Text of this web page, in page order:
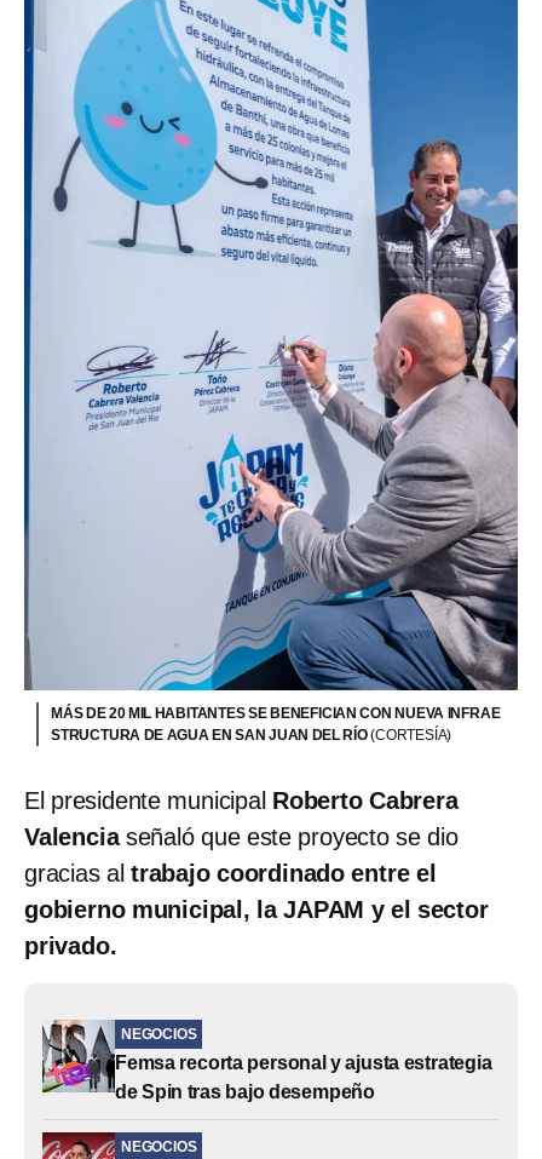
MÁS DE 20 MIL HABITANTES SE BENEFICIAN CON NUEVA INFRAE
STRUCTURA DE AGUA EN SAN JUAN DEL RÍO(CORTESÍA)
El presidente municipal Roberto Cabrera
Valenciaseñaló que este proyecto se dio
gracias altrabajo coordinado entre el
gobierno municipal, la JAPAM y el sector
privado.
NEGOCIOS
Femsa recorta personal y ajusta estrategia
de Spin tras bajo desempeño
NEGOCIOS